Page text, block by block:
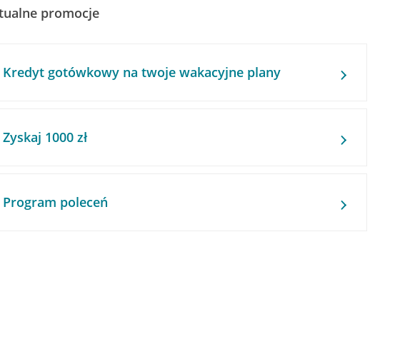
promocje
Kredyt gotówkowy na twoje wakacyjne plany
Zyskaj 1000 zł
Program poleceń